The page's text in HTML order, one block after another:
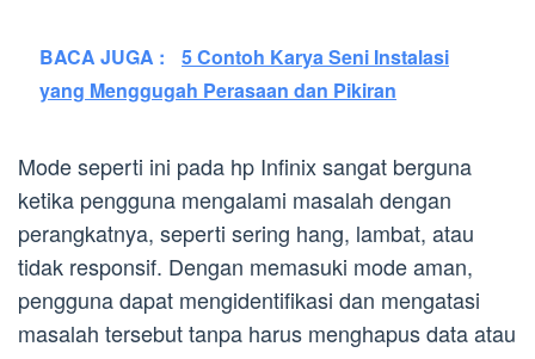
BACA JUGA :
5 Contoh Karya Seni Instalasi
yang Menggugah Perasaan dan Pikiran
Mode seperti ini pada hp Infinix sangat berguna
ketika pengguna mengalami masalah dengan
perangkatnya, seperti sering hang, lambat, atau
tidak responsif. Dengan memasuki mode aman,
pengguna dapat mengidentifikasi dan mengatasi
masalah tersebut tanpa harus menghapus data atau